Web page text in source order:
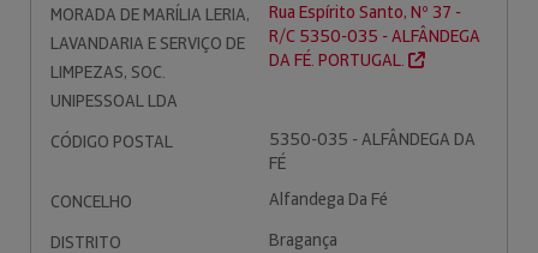
MORADA DE MARÍLIA LERIA,
LAVANDARIA E SERVIÇO DE
LIMPEZAS, SOC.
UNIPESSOAL LDA
Rua Espírito Santo, Nº 37 -
R/C 5350-035 - ALFÂNDEGA
DA FÉ. PORTUGAL.
CÓDIGO POSTAL
5350-035 - ALFÂNDEGA DA
FÉ
CONCELHO
Alfandega Da Fé
DISTRITO
Bragança